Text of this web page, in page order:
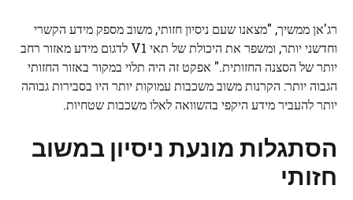
רג'אן ממשיך, "מצאנו שעם ניסיון חזותי, משוב מספק מידע הקשרי
וחדשני יותר, ומשפר את היכולת של תאי V1 לדגום מידע מאזור רחב
יותר של הסצנה החזותית." אפקט זה היה תלוי במקור באזור החזותי
הגבוה יותר: הקרנות משוב משכבות עמוקות יותר היו בסבירות גבוהה
יותר להעביר מידע היקפי בהשוואה לאלו משכבות שטחיות.
הסתגלות מונעת ניסיון במשוב
חזותי